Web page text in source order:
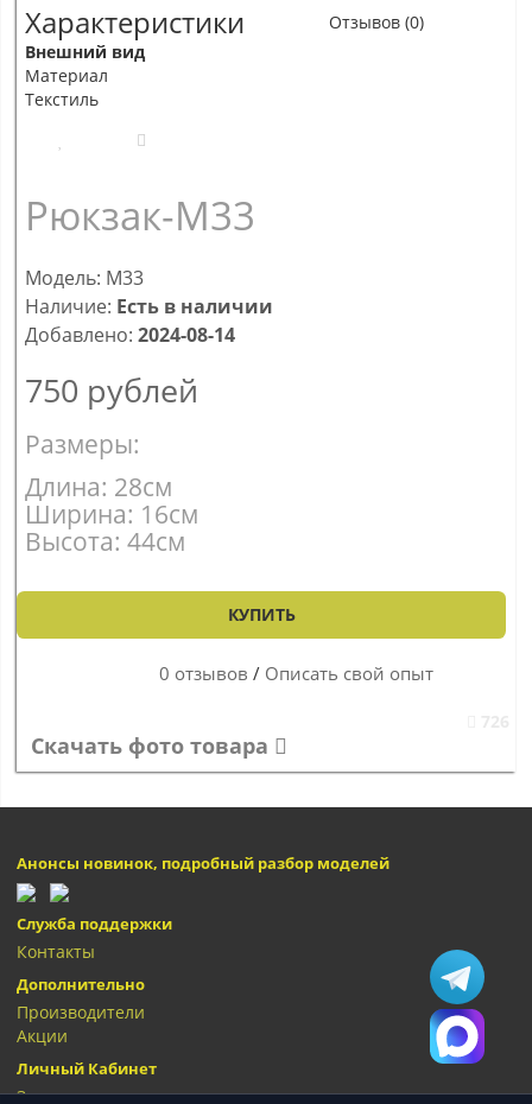
Характеристики
Отзывов (0)
Внешний вид
Материал
Текстиль
Рюкзак-М33
Модель: М33
Наличие: Есть в наличии
Добавлено: 2024-08-14
750 рублей
Размеры:
Длина: 28см
Ширина: 16см
Высота: 44см
КУПИТЬ
0 отзывов / Описать свой опыт
Скачать фото товара
Анонсы новинок, подробный разбор моделей
Служба поддержки
Контакты
Дополнительно
Производители
Акции
Личный Кабинет
Закладки